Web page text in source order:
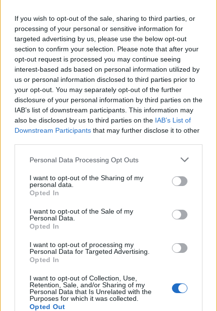
If you wish to opt-out of the sale, sharing to third parties, or
processing of your personal or sensitive information for
targeted advertising by us, please use the below opt-out
section to confirm your selection. Please note that after your
opt-out request is processed you may continue seeing
interest-based ads based on personal information utilized by
us or personal information disclosed to third parties prior to
your opt-out. You may separately opt-out of the further
disclosure of your personal information by third parties on the
IAB’s list of downstream participants. This information may
also be disclosed by us to third parties on the IAB’s List of
Downstream Participants that may further disclose it to other
Personal Data Processing Opt Outs
I want to opt-out of the Sharing of my
personal data.
Opted In
I want to opt-out of the Sale of my
Personal Data.
Opted In
I want to opt-out of processing my
Personal Data for Targeted Advertising.
Opted In
I want to opt-out of Collection, Use,
Retention, Sale, and/or Sharing of my
Personal Data that Is Unrelated with the
Purposes for which it was collected.
Opted Out
περάσει από την Αθήνα για την καθιερωμένη
φωτογραφία μπροστά στην Ακρόπολη.
«Την πρώτη φορά που επισκεφθήκαμε την Ακρόπολη
ήταν το 2002 και είχαμε μαζί μας μόνο την 15 μηνών
κόρη μας ενώ ήμουν έγκυος στο δεύτερο μου
κοριτσάκι. Έκτοτε κάθε φορά που επισκεπτόμαστε
την Ελλάδα, σχεδόν κάθε χρόνο, είναι πλέον
παράδοσή μας να επισκεπτόμαστε την Ακρόπολη, με
τα τέσσερα παιδιά μας, για την οικογενειακή μας
«Φέτος ήταν μια από τις καλύτερες χρονιές μας στην
πατρίδα. Γεμίσαμε τις… μπαταρίες μας, έχοντας την
και φίλους και να δημιουργήσουμε υπέροχες
αναμνήσεις» λέει η οικογένεια, που φέτος
επισκέφθηκε τα Ιωάννινα, την Πάργα, την Λευκάδα,
την Λήμνο, το Ναύπλιο και την Κυλλήνη».
«Από τις κρυστάλλινες παραλίες, έως την φιλοξενία,
το ελληνικό παραδοσιακό φαγητό και τις μουσικές
νότες που μας συντρόφευαν καθώς περπατούσαμε